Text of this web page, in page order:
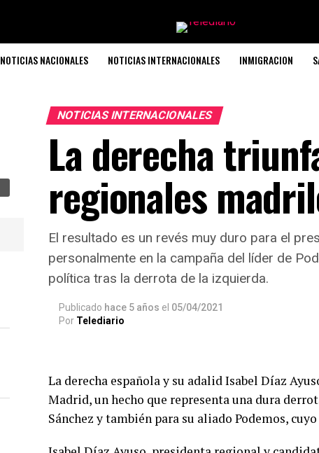
NOTICIAS NACIONALES NOTICIAS INTERNACIONALES INMIGRACION
NOTICIAS INTERNACIONALES
La derecha
regionales
El resultado es un revés muy duro para el
personalmente en la campaña del líder de
política tras la derrota de la izquierda.
Publicado hace 5 años el 05/04/2021
Por Telediario
La derecha española y su adalid Isabel Díaz
Madrid, un hecho que representa una dura
Sánchez y también para su aliado Podemos,